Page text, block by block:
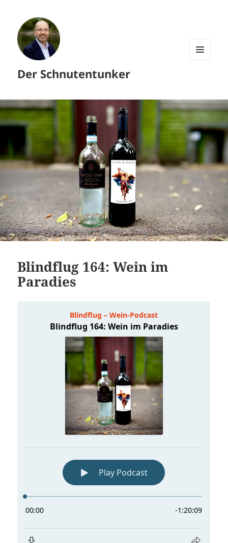
Der Schnutentunker
Blindflug 164: Wein im
Paradies